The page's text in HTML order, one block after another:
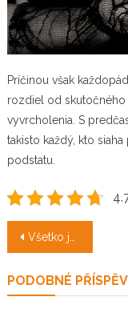
Príčinou však
rozdiel od
vyvrcholenia. S
takisto každý, kto
podstatu.
Navigace
příspěvek
Všetko je o nábytku
PODOBNÉ